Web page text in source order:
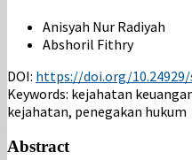
Anisyah Nur Radiyah
Abshoril Fithry
DOI: https://doi.org/10.24929/
Keywords: kejahatan
kejahatan, penegakan hukum
Abstract